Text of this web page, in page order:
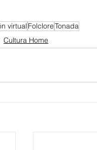
virtual FolcloreTonada
Cultura Home